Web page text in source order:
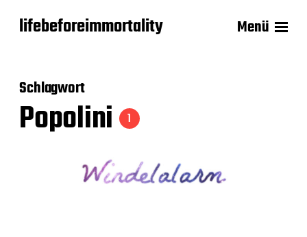
lifebeforeimmortality Menü
Schlagwort
Popolini 1